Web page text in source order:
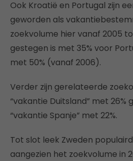
Ook Kroatië en Portugal zijn
geworden als
zoekvolume hier vanaf 2005
gestegen is met 35% voor
met 50% (vanaf 2006).
Verder zijn gerelateerde
“vakantie Duitsland” met 26%
“vakantie Spanje” met 22%.
Tot slot leek Zweden
aangezien het zoekvolume in